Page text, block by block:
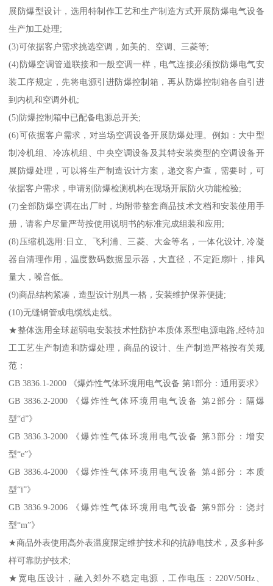
展防爆型设计，选用特制作工艺和生产制造方式开展防爆电气设备
生产加工处理;
(3)可依据客户需求挑选空调，如美的、空调、三菱等;
(4)防爆空调管道联接和一般空调一样，电气连接必须按防爆电气安
装工序规定，先将电源引进防爆控制箱，再从防爆控制箱各自引进
到内机和空调外机;
(5)防爆控制箱中已配备电源总开关;
(6)可依据客户需求，对当场空调设备开展防爆处理。例如：大中型
制冷机组、冷冻机组、中央空调设备及其特安装类型的空调设备开
展防爆处理，可以将生产制造设计方案，递交客户查，需要时，可
依据客户需求，申请别防爆检测机构在现场开展防火功能检验;
(7)全部防爆空调在出厂时，均附带整套商品技术文档和安装使用手
册，请客户尽量严苛按使用说明书的标准完成组装和应用;
(8)压缩机选用:日立、飞利浦、三菱、大金等名，一体化设计, 冷凝
器自清理作用，温度数码数据显示器，大直径，不定距扇叶，排风
量大，噪音低。
(9)商品结构紧凑，造型设计别具一格，安装维护保养便捷;
(10)无缝钢管或电缆线走线。
★整体选用全球超弱电安装技术性防护本质体系型电源电路,经特加
工工艺生产制造和防爆处理，商品的设计、生产制造严格按有关规
范：
GB 3836.1-2000 《爆炸性气体环境用电气设备 第1部分：通用要求》
GB 3836.2-2000 《爆炸性气体环境用电气设备 第2部分：隔爆
型“d”》
GB 3836.3-2000 《爆炸性气体环境用电气设备 第3部分：增安
型“e”》
GB 3836.4-2000 《爆炸性气体环境用电气设备 第4部分：本质
型“i”》
GB 3836.9-2006 《爆炸性气体环境用电气设备 第9部分：浇封
型“m”》
★商品外表使用高外表温度限定维护技术和的抗静电技术，及多种多
样可靠防护技术;
★宽电压设计，融入郊外不稳定电源，工作电压：220V/50Hz、